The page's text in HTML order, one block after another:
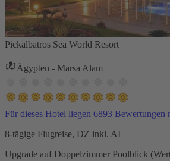
Pickalbatros Sea World Resort
Ägypten - Marsa Alam
Für dieses Hotel liegen 6893
8-tägige Flugreise, DZ inkl. AI
Upgrade auf Doppelzimmer Poolblick